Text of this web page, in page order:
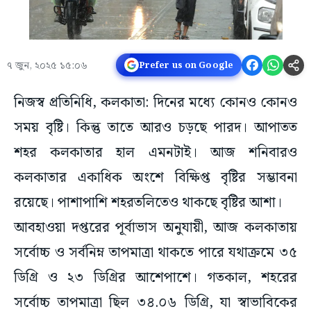
৭ জুন, ২০২৫ ১৫:০৬ Prefer us on Google
নিজস্ব প্রতিনিধি, কলকাতা: দিনের মধ্যে কোনও কোনও
সময় বৃষ্টি। কিন্তু তাতে আরও চড়ছে পারদ। আপাতত
শহর কলকাতার হাল এমনটাই। আজ শনিবারও
কলকাতার একাধিক অংশে বিক্ষিপ্ত বৃষ্টির সম্ভাবনা
রয়েছে। পাশাপাশি শহরতলিতেও থাকছে বৃষ্টির আশা।
আবহাওয়া দপ্তরের পূর্বাভাস অনুযায়ী, আজ কলকাতায়
সর্বোচ্চ ও সর্বনিম্ন তাপমাত্রা থাকতে পারে যথাক্রমে ৩৫
ডিগ্রি ও ২৩ ডিগ্রির আশেপাশে। গতকাল, শহরের
সর্বোচ্চ তাপমাত্রা ছিল ৩৪.০৬ ডিগ্রি, যা স্বাভাবিকের